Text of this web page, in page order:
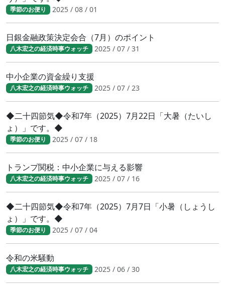
季節のお便り 2025 / 08 / 01
日銀金融政策決定会合（7月）のポイント
八木宏之の経済時事ウォッチ 2025 / 07 / 31
中小企業の資金繰り支援
八木宏之の経済時事ウォッチ 2025 / 07 / 23
◆二十四節気◆令和7年（2025）7月22日「大暑（たいし
ょ）」です。◆
季節のお便り 2025 / 07 / 18
トランプ関税：中小企業に与える影響
八木宏之の経済時事ウォッチ 2025 / 07 / 16
◆二十四節気◆令和7年（2025）7月7日「小暑（しょうし
ょ）」です。◆
季節のお便り 2025 / 07 / 04
令和の米騒動
八木宏之の経済時事ウォッチ 2025 / 06 / 30